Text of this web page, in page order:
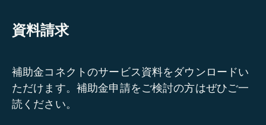
資料請求
補助金コネクトのサービス資料をダウンロードい
ただけます。補助金申請をご検討の方はぜひご一
読ください。